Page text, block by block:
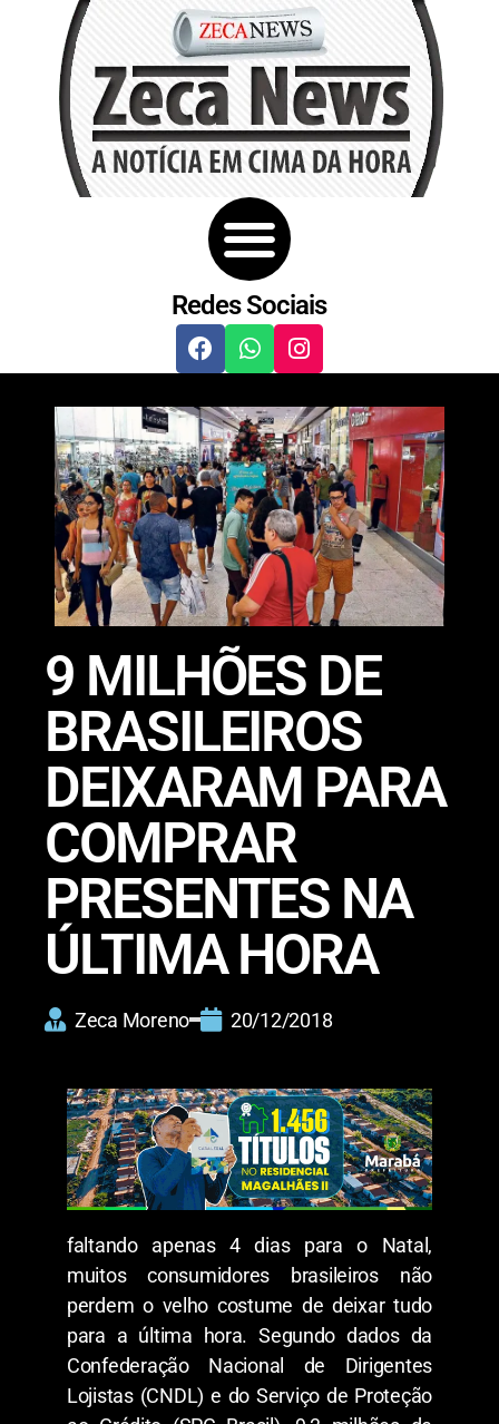
Redes Sociais
9 MILHÕES DE
BRASILEIROS
DEIXARAM PARA
COMPRAR
PRESENTES NA
ÚLTIMA HORA
Zeca Moreno 20/12/2018
faltando apenas 4 dias para o Natal,
muitos consumidores brasileiros não
perdem o velho costume de deixar tudo
para a última hora. Segundo dados da
Confederação Nacional de Dirigentes
Lojistas (CNDL) e do Serviço de Proteção